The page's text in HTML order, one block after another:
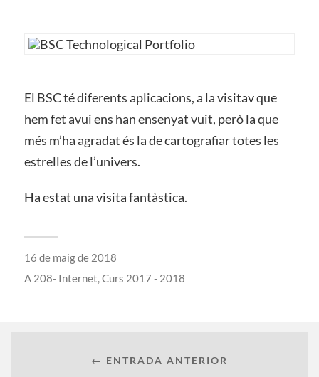
El BSC té diferents aplicacions, a la visitav que
hem fet avui ens han ensenyat vuit, però la que
més m’ha agradat és la de cartografiar totes les
estrelles de l’univers.
Ha estat una visita fantàstica.
16 de maig de 2018
A 208- Internet,Curs 2017 - 2018
← ENTRADA ANTERIOR